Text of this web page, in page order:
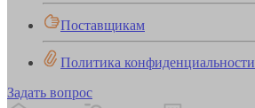
Поставщикам
Политика конфиденциальности
Задать вопрос